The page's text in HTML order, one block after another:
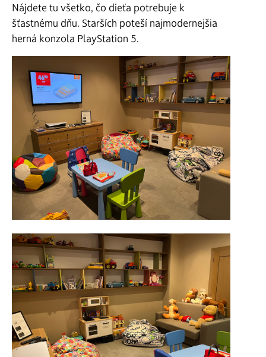
Nájdete tu všetko, čo dieťa potrebuje k
šťastnému dňu. Starších poteší najmodernejšia
herná konzola PlayStation 5.